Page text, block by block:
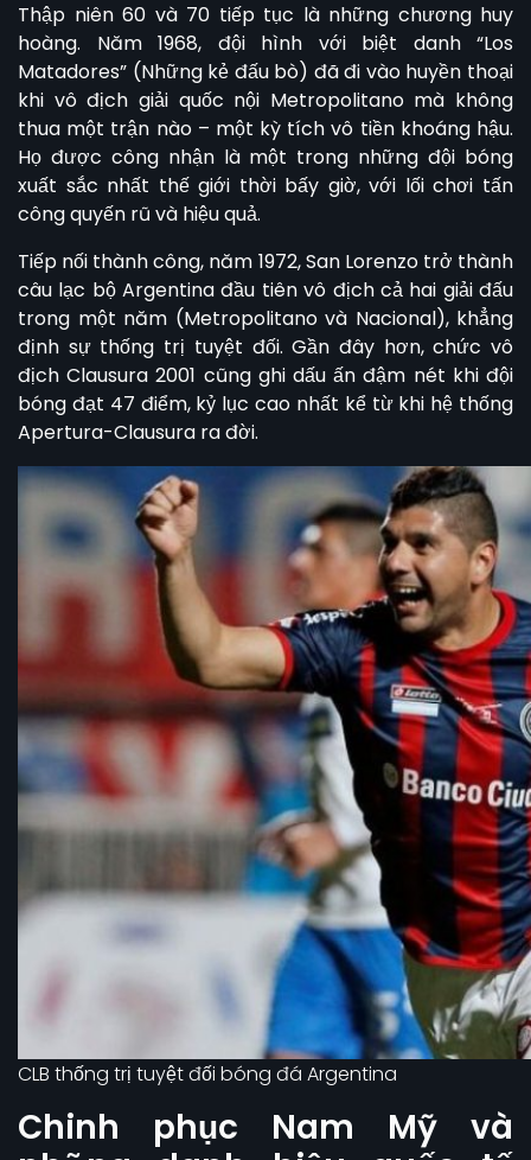
Thập niên 60 và 70 tiếp tục là những chương huy
hoàng. Năm 1968, đội hình với biệt danh “Los
Matadores” (Những kẻ đấu bò) đã đi vào huyền thoại
khi vô địch giải quốc nội Metropolitano mà không
thua một trận nào – một kỳ tích vô tiền khoáng hậu.
Họ được công nhận là một trong những đội bóng
xuất sắc nhất thế giới thời bấy giờ, với lối chơi tấn
công quyến rũ và hiệu quả.
Tiếp nối thành công, năm 1972,San Lorenzotrở thành
câu lạc bộ Argentina đầu tiên vô địch cả hai giải đấu
trong một năm (Metropolitano và Nacional), khẳng
định sự thống trị tuyệt đối. Gần đây hơn, chức vô
địch Clausura 2001 cũng ghi dấu ấn đậm nét khi đội
bóng đạt 47 điểm, kỷ lục cao nhất kể từ khi hệ thống
Apertura-Clausura ra đời.
CLB thống trị tuyệt đối bóng đá Argentina
Chinh phục Nam Mỹ và